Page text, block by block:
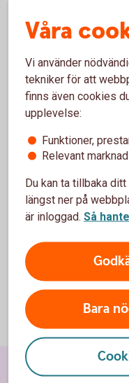
långa tradition av
hållbarhet är
förebild inom
affärsmässighet
både trygghet och
Vi riktar ett stort
som har röstat på
fortsätta växa och
Våra
Vi använder
tekniker för att
finns även cookies
upplevelse:
Funktioner,
Relevant
Du kan ta tillbaka
längst ner på
är inloggad. Så
Bara